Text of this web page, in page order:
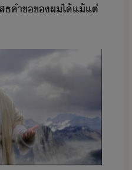
ธ​คำข​ข​ผ​ไ้​แ้แต่​